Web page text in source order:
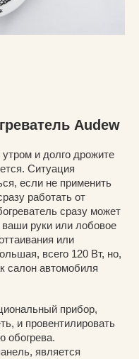
Audew
и долго дрожите
Ситуация
если не применить
работать от
сразу может
ваши руки или лобовое
или
всего 120 Вт, но,
салон автомобиля
прибор,
и провентилировать
обогрева.
является